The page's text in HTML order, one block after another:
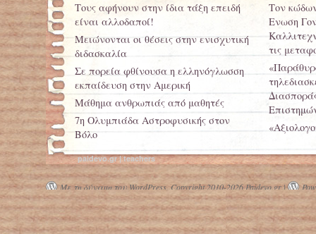
Τους αφήνουν στην ίδια τάξη επειδή
είναι αλλοδαποί!
Μειώνονται οι θέσεις στην ενισχυτική
διδασκαλία
Σε πορεία φθίνουσα η ελληνόγλωσση
εκπαίδευση στην Αμερική
Μάθημα ανθρωπιάς από μαθητές
7η Ολυμπιάδα Αστροφυσικής στον
Βόλο
Τον
Ενωση
τις
Δύο
σχολεία
paidevo.gr | teachers
Με τη δύναμη του WordPress. Copyright 2010-2026 Paidevo.gr |